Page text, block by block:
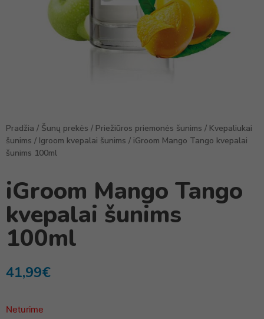
Pradžia / Šunų prekės / Priežiūros priemonės šunims / Kvepaliukai
šunims / Igroom kvepalai šunims / iGroom Mango Tango kvepalai
šunims 100ml
iGroom Mango Tango
kvepalai šunims
100ml
41,99€
Neturime